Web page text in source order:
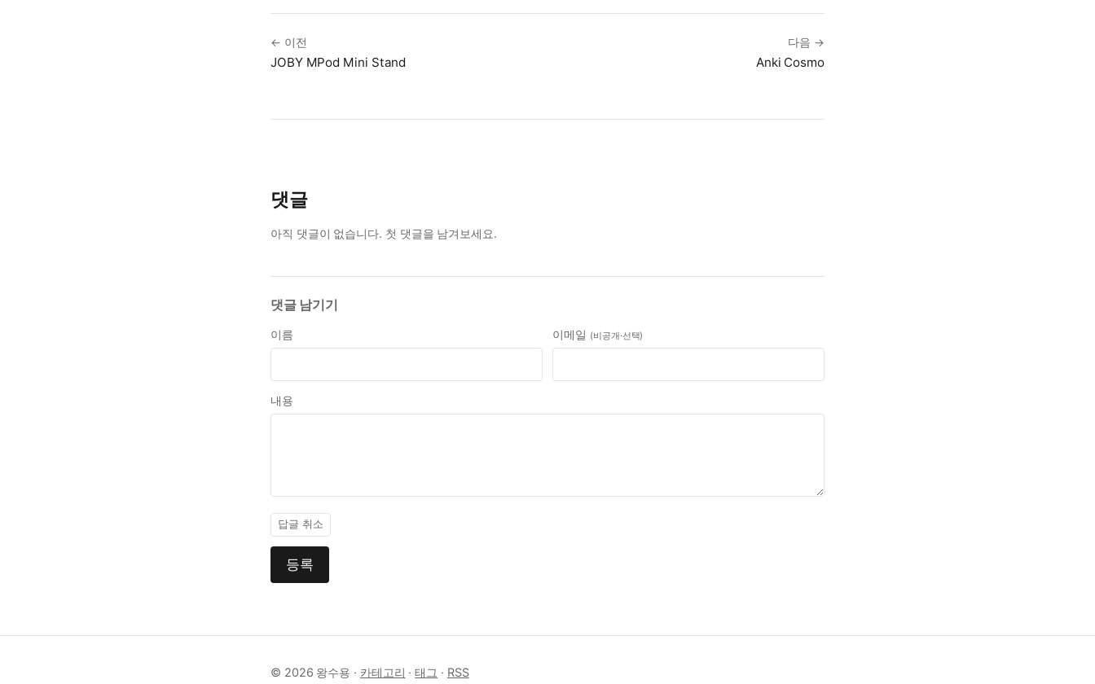
← 이전
JOBY MPod Mini Stand
다음 →
Anki Cosmo
댓글
아직 댓글이 없습니다. 첫 댓글을 남겨보세요.
댓글 남기기
이름 이메일 (비공개·선택)
내용
답글 취소
등록
© 2026 왕수용 · 카테고리 ·태그 · RSS